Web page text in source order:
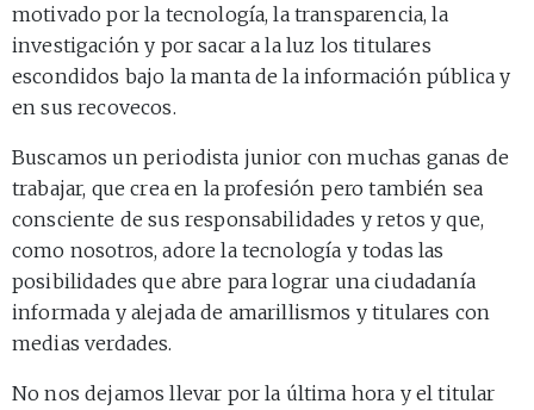
motivado por la tecnología, la transparencia, la
investigación y por sacar a la luz los titulares
escondidos bajo la manta de la información pública y
en sus recovecos.
Buscamos un periodista junior con muchas ganas de
trabajar, que crea en la profesión pero también sea
consciente de sus responsabilidades y retos y que,
como nosotros, adore la tecnología y todas las
posibilidades que abre para lograr una ciudadanía
informada y alejada de amarillismos y titulares con
medias verdades.
No nos dejamos llevar por la última hora y el titular